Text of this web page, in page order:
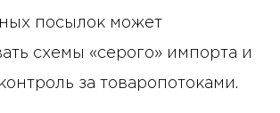
посылок может
схемы «серого» импорта и
за товаропотоками.